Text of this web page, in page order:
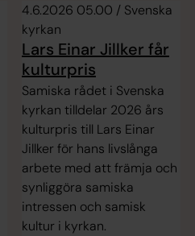
4.6.2026 05.00 / Svenska
kyrkan
Lars Einar Jillker får
kulturpris
Samiska rådet i Svenska
kyrkan tilldelar 2026 års
kulturpris till Lars Einar
Jillker för hans livslånga
arbete med att främja och
synliggöra samiska
intressen och samisk
kultur i kyrkan.